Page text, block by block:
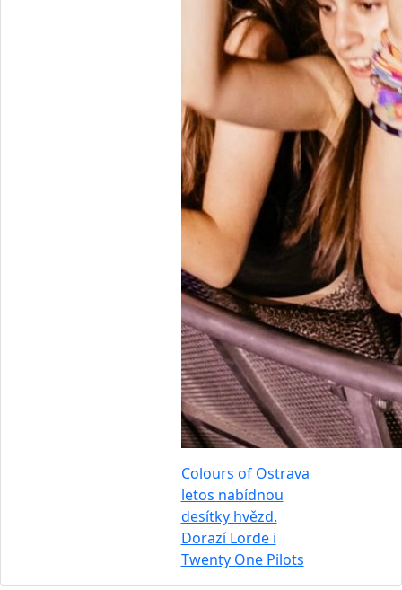
Colours of Ostrava
letos nabídnou
desítky hvězd.
Dorazí Lorde i
Twenty One Pilots